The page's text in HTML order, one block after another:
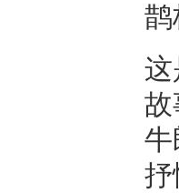
鹊
这
故
牛
抒